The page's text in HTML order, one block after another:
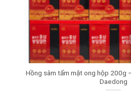
Hồng sâm tẩm mật ong hộp 200g
Daedong